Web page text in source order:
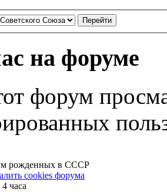
на форуме
форум
рожденных в СССР
cookies форума
часа